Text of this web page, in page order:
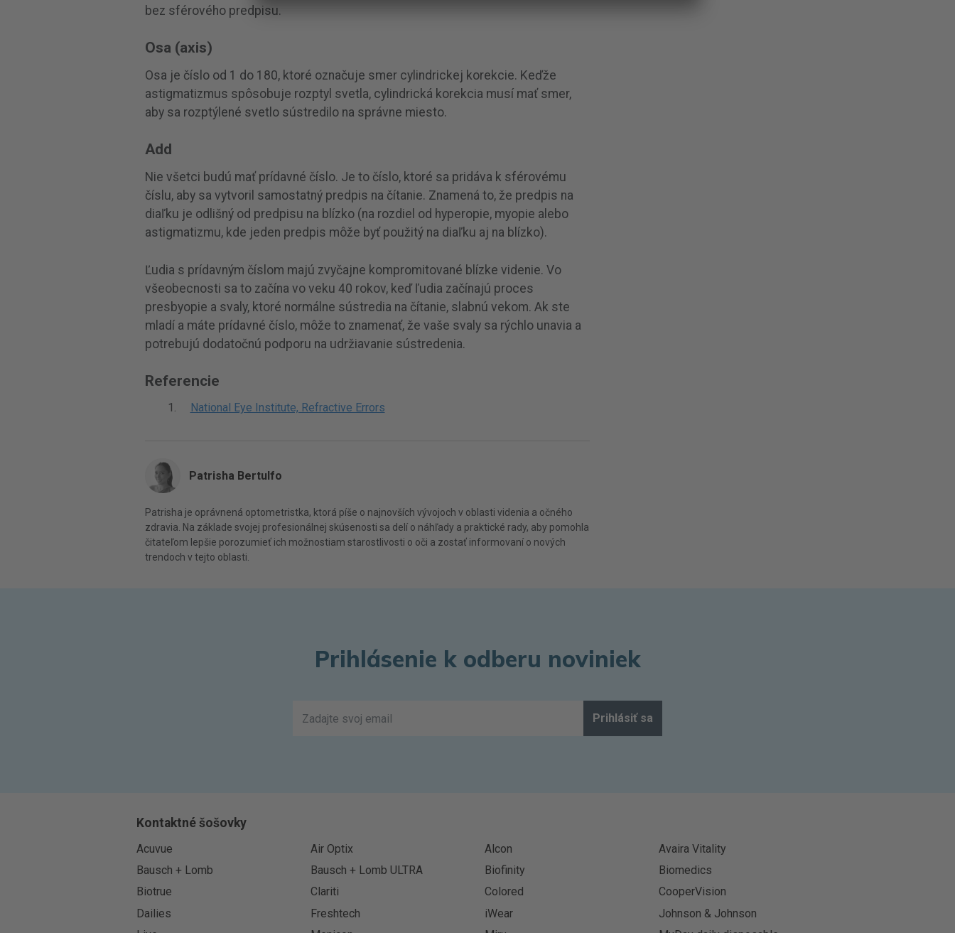
bez sférového predpisu.
Osa (axis)
Osa je číslo od 1 do 180, ktoré označuje smer cylindrickej korekcie. Keďže
astigmatizmus spôsobuje rozptyl svetla, cylindrická korekcia musí mať smer,
aby sa rozptýlené svetlo sústredilo na správne miesto.
Add
Nie všetci budú mať prídavné číslo. Je to číslo, ktoré sa pridáva k sférovému
číslu, aby sa vytvoril samostatný predpis na čítanie. Znamená to, že predpis na
diaľku je odlišný od predpisu na blízko (na rozdiel od hyperopie, myopie alebo
astigmatizmu, kde jeden predpis môže byť použitý na diaľku aj na blízko).
Ľudia s prídavným číslom majú zvyčajne kompromitované blízke videnie. Vo
všeobecnosti sa to začína vo veku 40 rokov, keď ľudia začínajú proces
presbyopie a svaly, ktoré normálne sústredia na čítanie, slabnú vekom. Ak ste
mladí a máte prídavné číslo, môže to znamenať, že vaše svaly sa rýchlo unavia a
potrebujú dodatočnú podporu na udržiavanie sústredenia.
Referencie
National Eye Institute, Refractive Errors
Patrisha Bertulfo
Patrisha je oprávnená optometristka, ktorá píše o najnovších vývojoch v oblasti videnia a očného
zdravia. Na základe svojej profesionálnej skúsenosti sa delí o náhľady a praktické rady, aby pomohla
čitateľom lepšie porozumieť ich možnostiam starostlivosti o oči a zostať informovaní o nových
trendoch v tejto oblasti.
Prihlásenie k odberu noviniek
Prihlásiť sa
Kontaktné šošovky
Acuvue Air Optix Alcon
Avaira Vitality
Bausch + Lomb
Bausch + Lomb ULTRA Biofinity
Biomedics
Biotrue
Clariti Colored
CooperVision
Dailies
Freshtech iWear
Johnson & Johnson